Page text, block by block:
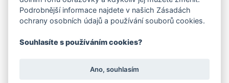
Podrobnější informace najdete v našich Zásadách
ochrany osobních údajů a používání souborů cookies.
Souhlasíte s používáním cookies?
Ano, souhlasím